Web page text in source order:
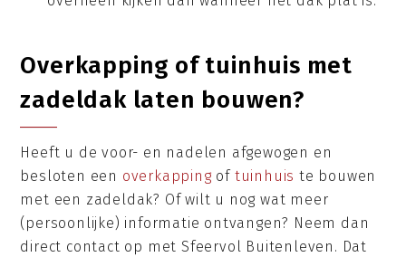
Overkapping of tuinhuis met
zadeldak laten bouwen?
Heeft u de voor- en nadelen afgewogen en
besloten een overkapping of tuinhuis te bouwen
met een zadeldak? Of wilt u nog wat meer
(persoonlijke) informatie ontvangen? Neem dan
direct contact op met Sfeervol Buitenleven. Dat